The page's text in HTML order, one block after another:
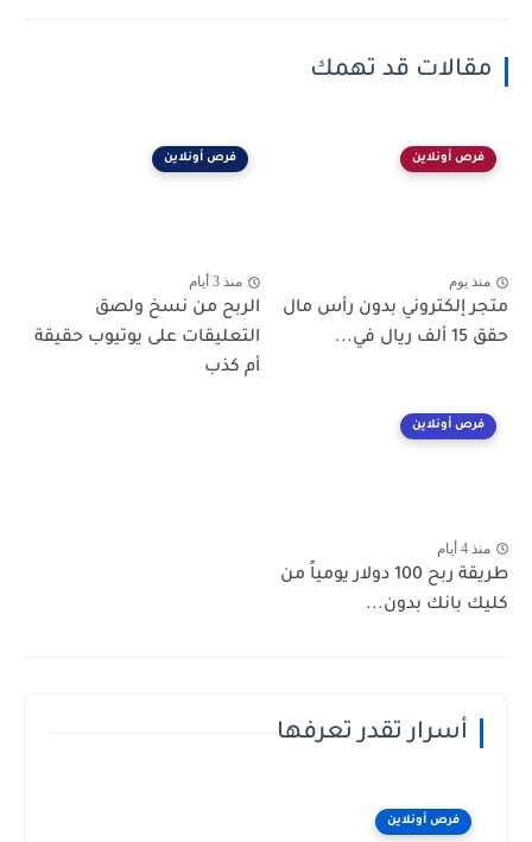
مقالات قد تهمك
فرص أونلاين
منذ يوم
متجر إلكتروني بدون رأس مال
حقق 15 ألف ريال في...
فرص أونلاين
منذ 3 أيام
الربح من نسخ ولصق
التعليقات على يوتيوب حقيقة
أم كذب
فرص أونلاين
منذ 4 أيام
طريقة ربح 100 دولار يومياً من
كليك بانك بدون...
أسرار تقدر تعرفها
فرص أونلاين